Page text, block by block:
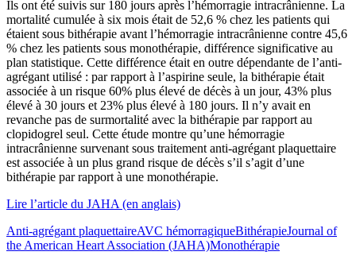
Ils ont été suivis sur 180 jours après l’hémorragie intracrânienne. La
mortalité cumulée à six mois était de 52,6 % chez les patients qui
étaient sous bithérapie avant l’hémorragie intracrânienne contre 45,6
% chez les patients sous monothérapie, différence significative au
plan statistique. Cette différence était en outre dépendante de l’anti-
agrégant utilisé : par rapport à l’aspirine seule, la bithérapie était
associée à un risque 60% plus élevé de décès à un jour, 43% plus
élevé à 30 jours et 23% plus élevé à 180 jours. Il n’y avait en
revanche pas de surmortalité avec la bithérapie par rapport au
clopidogrel seul. Cette étude montre qu’une hémorragie
intracrânienne survenant sous traitement anti-agrégant plaquettaire
est associée à un plus grand risque de décès s’il s’agit d’une
bithérapie par rapport à une monothérapie.
Lire l’article du JAHA (en anglais)
Anti-agrégant plaquettaireAVC hémorragiqueBithérapieJournal of
the American Heart Association (JAHA)Monothérapie